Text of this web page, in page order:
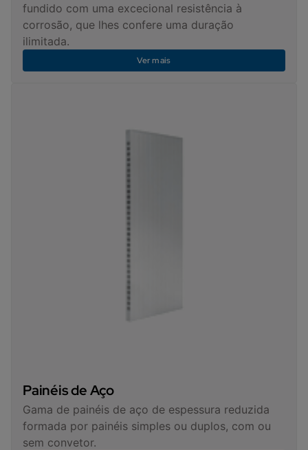
fundido com uma excecional resistência à
corrosão, que lhes confere uma duração
ilimitada.
Ver mais
Painéis de Aço
Gama de painéis de aço de espessura reduzida
formada por painéis simples ou duplos, com ou
sem convetor.